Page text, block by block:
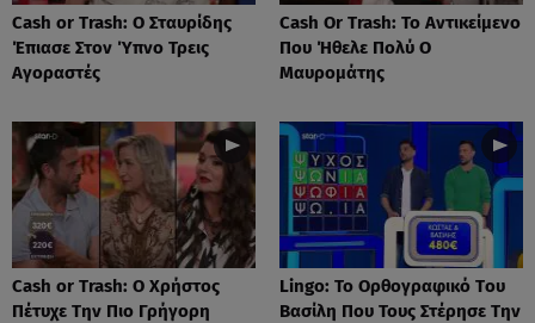
Cash or Trash: Ο Σταυρίδης
Έπιασε Στον Ύπνο Τρεις
Αγοραστές
Cash Or Trash: Το Αντικείμενο
Που Ήθελε Πολύ Ο
Μαυρομάτης
Cash or Trash: Ο Χρήστος
Πέτυχε Την Πιο Γρήγορη
Lingo: Το Oρθογραφικό Tου
Βασίλη Που Τους Στέρησε Την